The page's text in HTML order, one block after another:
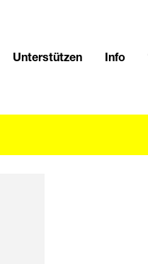
Unterstützen Info